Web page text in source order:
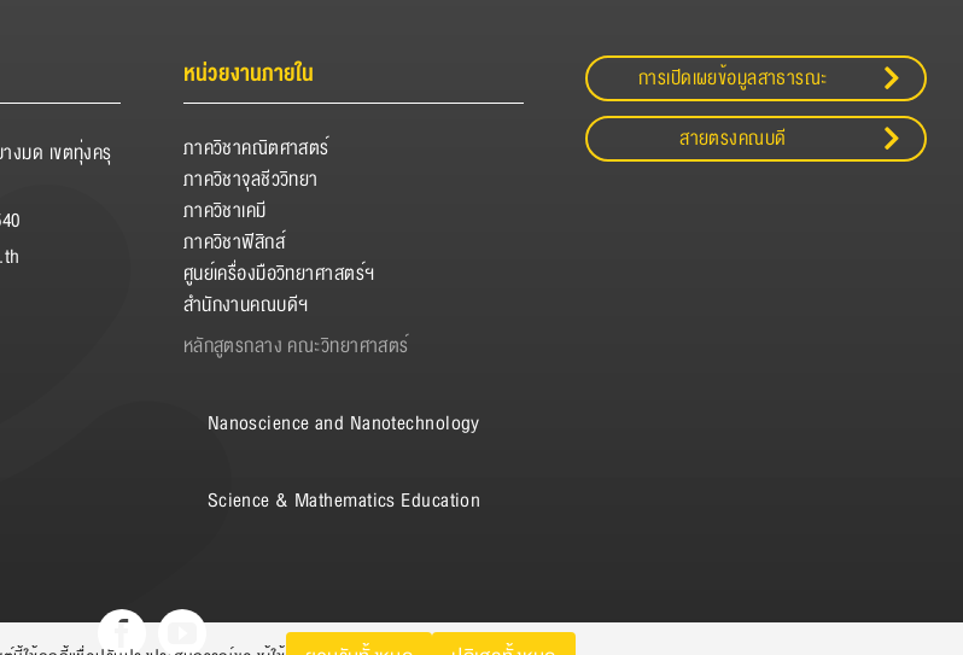
งมด เขตทุ่งครุ
หน่วยงานภายใน
ภาควิชาคณิตศาสตร์
ภาควิชาจุลชีววิทยา
ภาควิชาเคมี
ภาควิชาฟิสิกส์
ศูนย์เครื่องมือวิทยาศาสตร์ฯ
สำนักงานคณบดีฯ
หลักสูตรกลาง คณะวิทยาศาสตร์
Nanoscience and Nanotechnology
Science & Mathematics Education
การเปิดเผยข้อมูลสาธารณะ
สายตรงคณบดี